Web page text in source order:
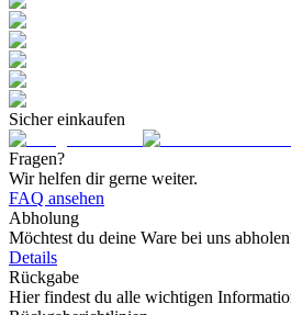
Sicher einkaufen
Fragen?
Wir helfen dir gerne weiter.
FAQ ansehen
Abholung
Möchtest du deine Ware bei uns
Details
Rückgabe
Hier findest du alle wichtigen